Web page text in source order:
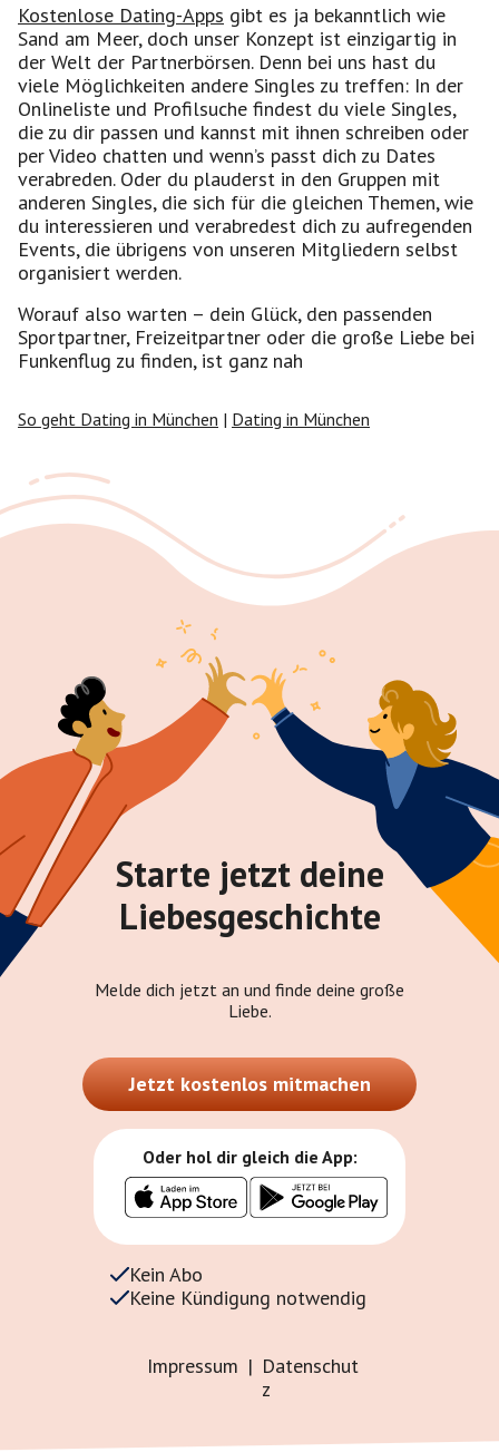
Kostenlose Dating-Apps gibt es ja bekanntlich wie
Sand am Meer, doch unser Konzept ist einzigartig in
der Welt der Partnerbörsen. Denn bei uns hast du
viele Möglichkeiten andere Singles zu treffen: In der
Onlineliste und Profilsuche findest du viele Singles,
die zu dir passen und kannst mit ihnen schreiben oder
per Video chatten und wenn’s passt dich zu Dates
verabreden. Oder du plauderst in den Gruppen mit
anderen Singles, die sich für die gleichen Themen, wie
du interessieren und verabredest dich zu aufregenden
Events, die übrigens von unseren Mitgliedern selbst
organisiert werden.
Worauf also warten – dein Glück, den passenden
Sportpartner, Freizeitpartner oder die große Liebe bei
Funkenflug zu finden, ist ganz nah
So geht Dating in München | Dating in München
Starte jetzt deine
Liebesgeschichte
Melde dich jetzt an und finde deine große
Liebe.
Jetzt kostenlos mitmachen
Oder hol dir gleich die App:
Kein Abo
Keine Kündigung notwendig
Impressum | Datenschut
z